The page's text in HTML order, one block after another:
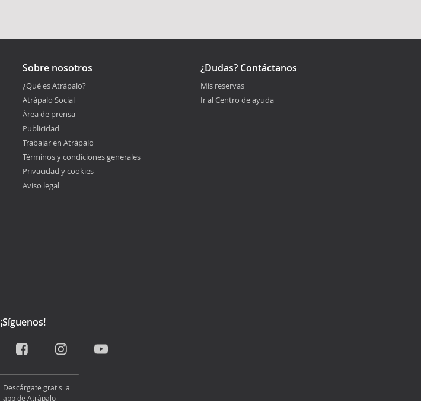
Sobre nosotros
¿Qué es Atrápalo?
Atrápalo Social
Área de prensa
Publicidad
Trabajar en Atrápalo
Términos y condiciones generales
Privacidad y cookies
Aviso legal
¿Dudas? Contáctanos
Mis reservas
Ir al Centro de ayuda
¡Síguenos!
Descárgate gratis la
app de Atrápalo